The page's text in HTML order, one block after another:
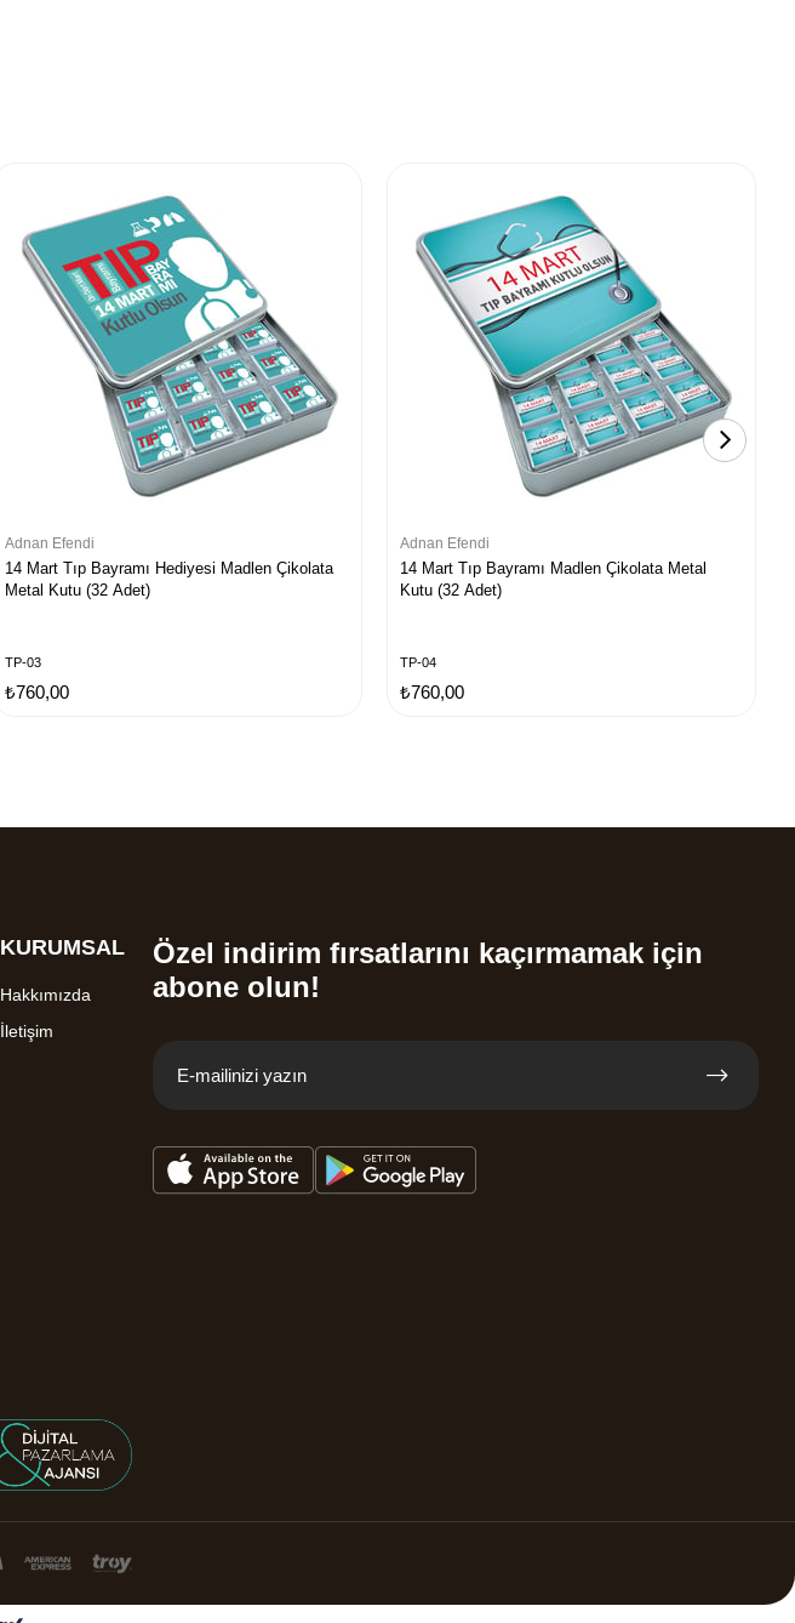
Adnan Efendi
14 Mart Tıp Bayramı Hediyesi Madlen Çikolata
Metal Kutu (32 Adet)
TP-03
₺760,00
Adnan Efendi
14 Mart Tıp Bayramı Madlen Çikolata Metal
Kutu (32 Adet)
TP-04
₺760,00
KURUMSAL
Hakkımızda
İletişim
Özel indirim fırsatlarını kaçırmamak için
abone olun!